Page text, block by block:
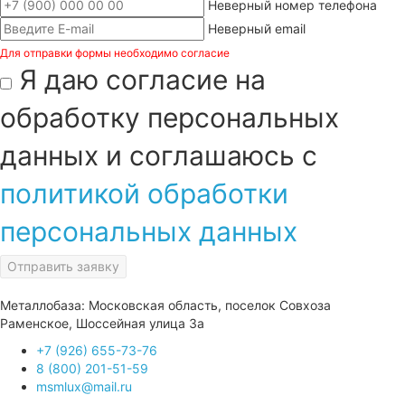
Неверный номер телефона
Неверный email
Для отправки формы необходимо согласие
Я даю согласие на
обработку персональных
данных и соглашаюсь с
политикой обработки
персональных данных
Отправить заявку
Металлобаза: Московская область, поселок Совхоза
Раменское, Шоссейная улица 3а
+7 (926) 655-73-76
8 (800) 201-51-59
msmlux@mail.ru